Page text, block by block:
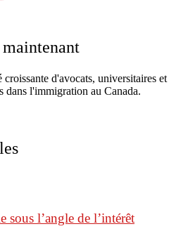
d'avocats, universitaires et
dans l'immigration au Canada.
sous l’angle de l’intérêt